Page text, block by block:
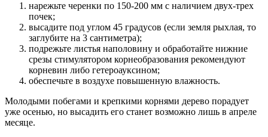
нарежьте черенки по 150-200 мм с наличием двух-трех
почек;
высадите под углом 45 градусов (если земля рыхлая, то
заглубите на 3 сантиметра);
подрежьте листья наполовину и обработайте нижние
срезы стимулятором корнеобразования рекомендуют
корневин либо гетероауксином;
обеспечьте в воздухе повышенную влажность.
Молодыми побегами и крепкими корнями дерево порадует
уже осенью, но высадить его станет возможно лишь в апреле
месяце.